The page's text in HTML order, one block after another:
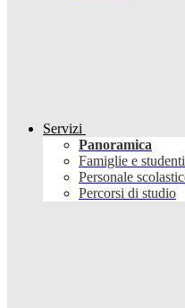
Servizi
Panoramica
Famiglie e studenti
Personale
Percorsi di studio